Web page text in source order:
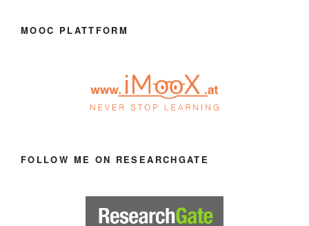
MOOC PLATTFORM
FOLLOW ME ON RESEARCHGATE